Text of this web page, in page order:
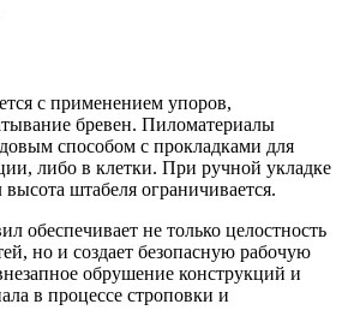
с применением упоров,
бревен. Пиломатериалы
способом с прокладками для
либо в клетки. При ручной укладке
штабеля ограничивается.
обеспечивает не только целостность
но и создает безопасную рабочую
обрушение конструкций и
в процессе строповки и